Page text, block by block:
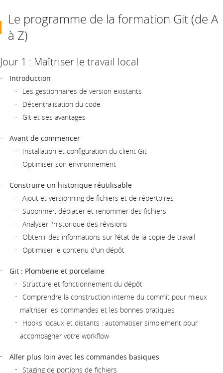
Le programme de la formation Git (de A
à Z)
Jour 1 : Maîtriser le travail local
Introduction
Les gestionnaires de version existants
Décentralisation du code
Git et ses avantages
Avant de commencer
Installation et configuration du client Git
Optimiser son environnement
Construire un historique réutilisable
Ajout et versionning de fichiers et de répertoires
Supprimer, déplacer et renommer des fichiers
Analyser l'historique des révisions
Obtenir des informations sur l'état de la copie de travail
Optimiser le contenu d'un dépôt
Git : Plomberie et porcelaine
Structure et fonctionnement du dépôt
Comprendre la construction interne du commit pour mieux
maîtriser les commandes et les bonnes pratiques
Hooks locaux et distants : automatiser simplement pour
accompagner votre workflow
Aller plus loin avec les commandes basiques
Staging de portions de fichiers